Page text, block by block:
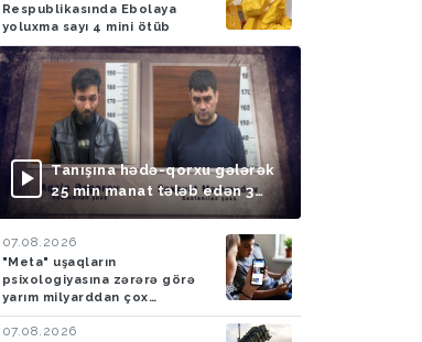
Respublikasında Ebolaya
yoluxma sayı 4 mini ötüb
Tanışına hədə-qorxu gələrək
25 min manat tələb edən 3
nəfər saxlanılıb
07.08.2026
"Meta" uşaqların
psixologiyasına zərərə görə
yarım milyarddan çox
cərimələndi
07.08.2026